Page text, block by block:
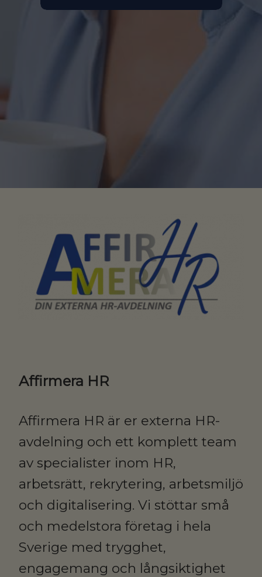
Affirmera HR
Affirmera HR är er externa HR-
avdelning och ett komplett team
av specialister inom HR,
arbetsrätt, rekrytering, arbetsmiljö
och digitalisering. Vi stöttar små
och medelstora företag i hela
Sverige med trygghet,
engagemang och långsiktighet